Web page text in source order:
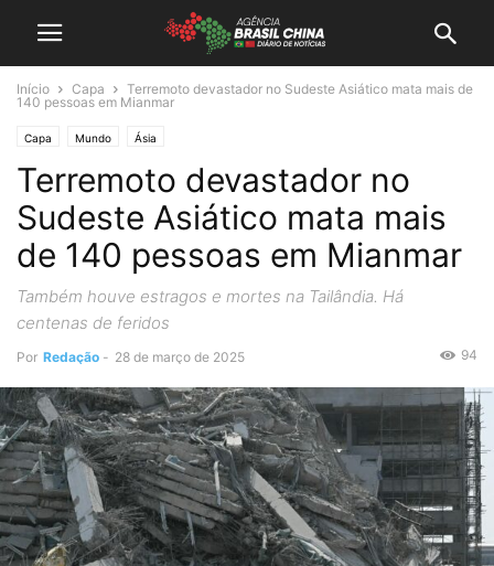
Início Capa
Terremoto devastador no Sudeste Asiático mata mais de
140 pessoas em Mianmar
Capa Mundo Ásia
Terremoto devastador no
Sudeste Asiático mata mais
de 140 pessoas em Mianmar
Também houve estragos e mortes na Tailândia. Há
centenas de feridos
Por Redação - 28 de março de 2025 94